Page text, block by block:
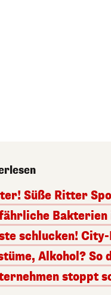
Süße Ritter
Bakterien
schlucken!
Alkohol?
stoppt